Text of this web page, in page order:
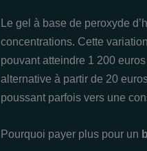
Le gel à base de peroxyde
concentrations. Cette
pouvant atteindre 1 200
alternative à partir de 20
poussant parfois vers une
Pourquoi payer plus pour un